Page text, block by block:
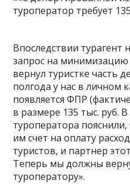
Впоследствии турагент
запрос на минимизацию
вернул туристке часть
полгода у нас в личном
появляется ФПР
в размере 135 тыс. руб.
туроператора
им счет на оплату
туристов, и партнер
Теперь мы должны
туроператору».